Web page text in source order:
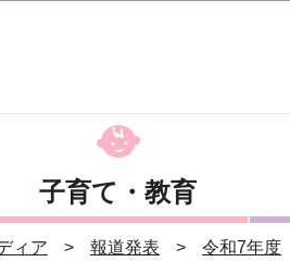
子育て・教育
ィア 報道発表 令和7年度